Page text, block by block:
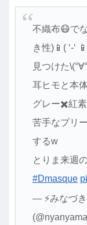
不織布😷で
き性)📱( ‘-‘
見つけた
耳ヒモと本
グレー✖️紅
苦手なプリ
するw
とりま来週
#Dmasque
— ⚡みなづ